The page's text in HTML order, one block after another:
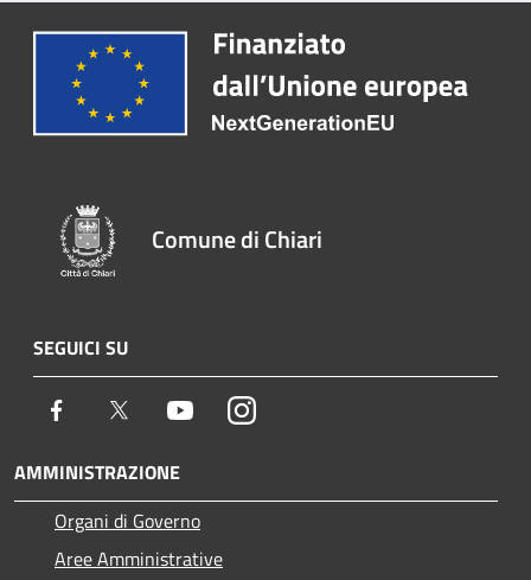
Comune di Chiari
SEGUICI SU
Facebook Twitter YoutubeInstagram
AMMINISTRAZIONE
Organi di Governo
Aree Amministrative